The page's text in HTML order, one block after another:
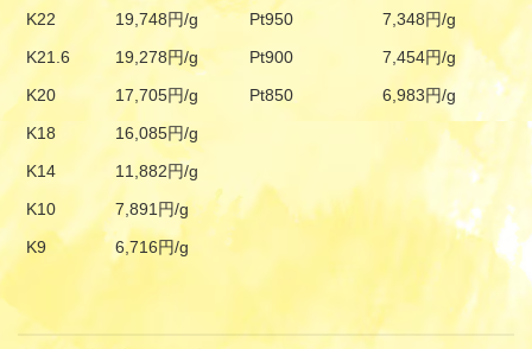
K22
19,748円/g Pt950
7,348円/g
K21.6
19,278円/g Pt900
7,454円/g
K20
17,705円/g Pt850
6,983円/g
K18
16,085円/g
K14
11,882円/g
K10
7,891円/g
K9
6,716円/g